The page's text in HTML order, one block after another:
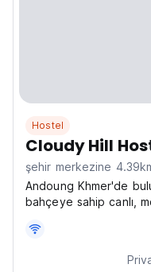
Hostel
Cloudy Hill
şehir merkezine
Andoung Khmer'de
bahçeye sahip canlı,
arkadaşlar edinmek
iyi hostellerden biridir.